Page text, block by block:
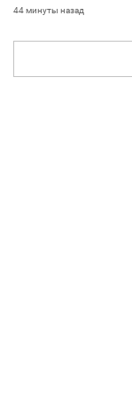
44 минуты назад